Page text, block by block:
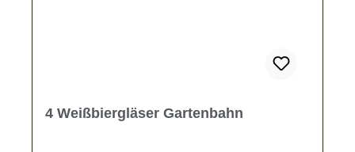
4 Weißbiergläser Gartenbahn